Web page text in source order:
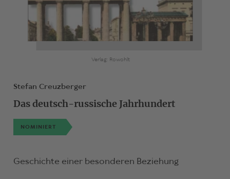
Verlag: Rowohlt
Stefan Creuzberger
Das deutsch-russische Jahrhundert
NOMINIERT
Geschichte einer besonderen Beziehung